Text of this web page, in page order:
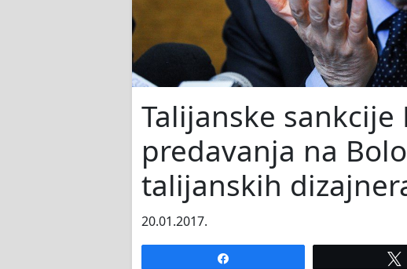
Talijanske
predavanja na
talijanskih
20.01.2017.